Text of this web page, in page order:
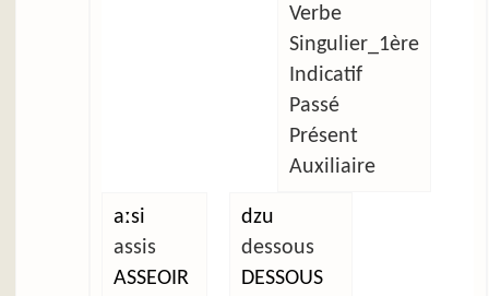
Verbe
Singulier_1ère
Indicatif
Passé
Présent
Auxiliaire
aːsi
assis
ASSEOIR
dzu
dessous
DESSOUS